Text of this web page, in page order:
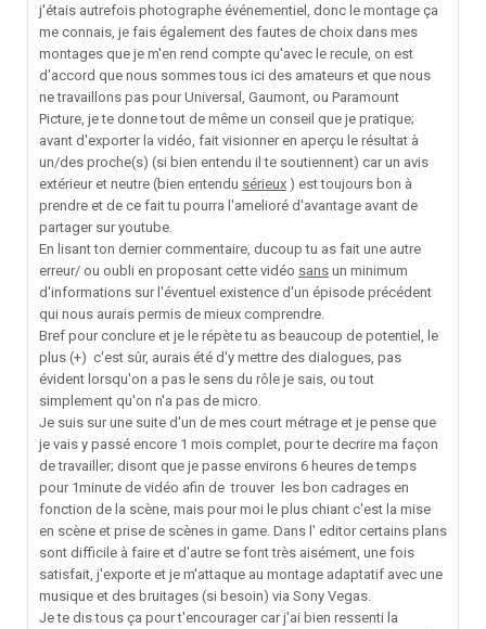
j'étais autrefois photographe événementiel, donc le montage ça
me connais, je fais également des fautes de choix dans mes
montages que je m'en rend compte qu'avec le recule, on est
d'accord que nous sommes tous ici des amateurs et que nous
ne travaillons pas pour Universal, Gaumont, ou Paramount
Picture, je te donne tout de même un conseil que je pratique;
avant d'exporter la vidéo, fait visionner en aperçu le résultat à
un/des proche(s) (si bien entendu il te soutiennent) car un avis
extérieur et neutre (bien entendu sérieux ) est toujours bon à
prendre et de ce fait tu pourra l'amelioré d'avantage avant de
partager sur youtube.
En lisant ton dernier commentaire, ducoup tu as fait une autre
erreur/ ou oubli en proposant cette vidéo sans un minimum
d'informations sur l'éventuel existence d'un épisode précédent
qui nous aurais permis de mieux comprendre.
Bref pour conclure et je le répète tu as beaucoup de potentiel, le
plus (+) c'est sûr, aurais été d'y mettre des dialogues, pas
évident lorsqu'on a pas le sens du rôle je sais, ou tout
simplement qu'on n'a pas de micro.
Je suis sur une suite d'un de mes court métrage et je pense que
je vais y passé encore 1 mois complet, pour te decrire ma façon
de travailler; disont que je passe environs 6 heures de temps
pour 1minute de vidéo afin de trouver les bon cadrages en
fonction de la scène, mais pour moi le plus chiant c'est la mise
en scène et prise de scènes in game. Dans l' editor certains plans
sont difficile à faire et d'autre se font très aisément, une fois
satisfait, j'exporte et je m'attaque au montage adaptatif avec une
musique et des bruitages (si besoin) via Sony Vegas.
Je te dis tous ça pour t'encourager car j'ai bien ressenti la